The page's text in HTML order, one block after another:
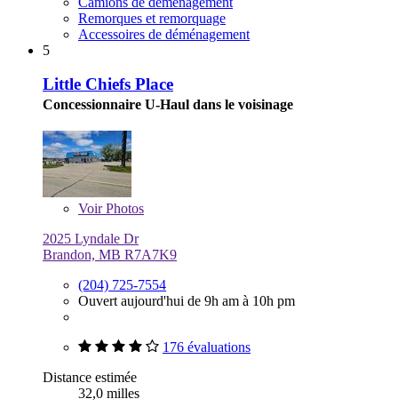
Remorques et remorquage
Accessoires de déménagement
5
Little Chiefs Place
Concessionnaire U-Haul dans le voisinage
VoirPhotos
2025 Lyndale Dr
Brandon, MB R7A7K9
(204) 725-7554
Ouvert aujourd'hui de 9h am à 10h pm
176 évaluations
Distance estimée
32,0 milles